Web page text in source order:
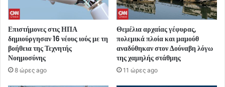
Επιστήμονες στις ΗΠΑ
δημιούργησαν 16 νέους ιούς με τη
βοήθεια της Τεχνητής
Νοημοσύνης
8 ώρες ago
Θεμέλια αρχαίας γέφυρας,
πολεμικά πλοία και μαμούθ
αναδύθηκαν στον Δούναβη λόγω
της χαμηλής στάθμης
11 ώρες ago